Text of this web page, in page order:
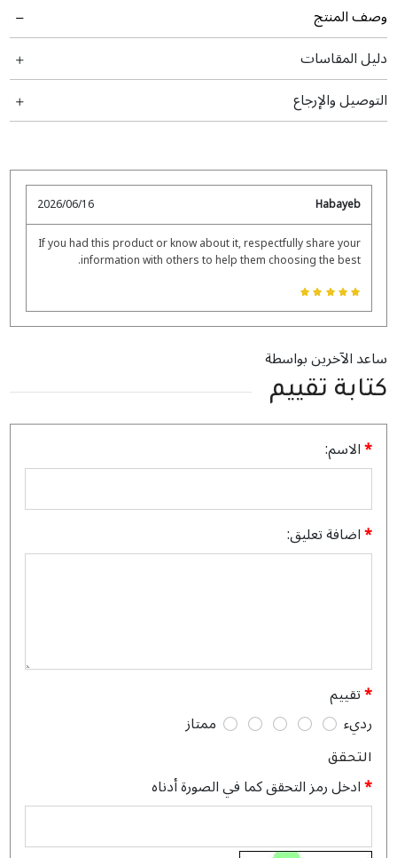
وصف المنتج
دليل المقاسات
التوصيل والإرجاع
ساعد الآخرين بواسطة
كتابة تقييم
الاسم:
اضافة تعليق:
تقييم
رديء
ممتاز
التحقق
ادخل رمز التحقق كما في الصورة أدناه
Habayeb
2026/06/16
If you had this product or know about it, respectfully share your
information with others to help them choosing the best.